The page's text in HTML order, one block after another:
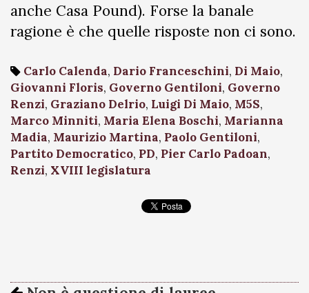
anche Casa Pound). Forse la banale
ragione è che quelle risposte non ci sono.
Carlo Calenda, Dario Franceschini, Di Maio,
Giovanni Floris, Governo Gentiloni, Governo
Renzi, Graziano Delrio, Luigi Di Maio, M5S,
Marco Minniti, Maria Elena Boschi, Marianna
Madia, Maurizio Martina, Paolo Gentiloni,
Partito Democratico, PD, Pier Carlo Padoan,
Renzi, XVIII legislatura